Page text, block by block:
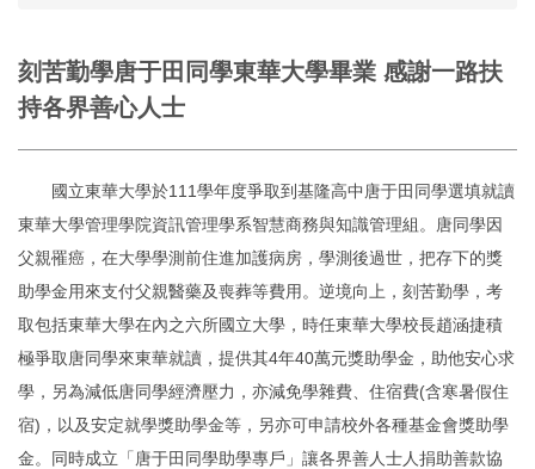
捐贈流程
國外捐贈
專戶介紹
0403地震災害管理及監督委員會
刻苦勤學唐于田同學東華大學畢業 感謝一路扶
持各界善心人士
國立東華大學於111學年度爭取到基隆高中唐于田同學選填就讀
東華大學管理學院資訊管理學系智慧商務與知識管理組。唐同學因
父親罹癌，在大學學測前住進加護病房，學測後過世，把存下的獎
助學金用來支付父親醫藥及喪葬等費用。逆境向上，刻苦勤學，考
取包括東華大學在內之六所國立大學，時任東華大學校長趙涵捷積
極爭取唐同學來東華就讀，提供其4年40萬元獎助學金，助他安心求
學，另為減低唐同學經濟壓力，亦減免學雜費、住宿費(含寒暑假住
宿)，以及安定就學獎助學金等，另亦可申請校外各種基金會獎助學
金。同時成立「唐于田同學助學專戶」讓各界善人士人捐助善款協